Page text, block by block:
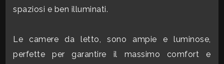
spaziosi e ben illuminati.
Le camere da letto, sono ampie e luminose,
perfette per garantire il massimo comfort e